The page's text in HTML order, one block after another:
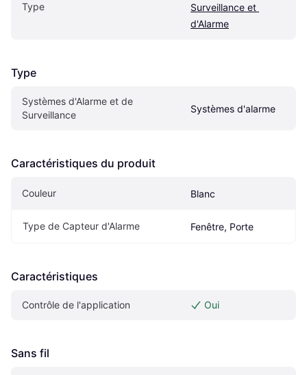
Type
Surveillance et
d'Alarme
Type
Systèmes d'Alarme et de
Surveillance
Systèmes d'alarme
Caractéristiques du produit
Couleur Blanc
Type de Capteur d'Alarme Fenêtre, Porte
Caractéristiques
Contrôle de l'application Oui
Sans fil